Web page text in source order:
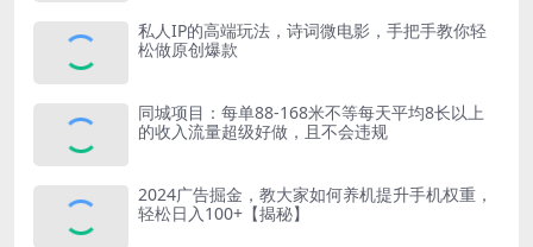
私人IP的高端玩法，诗词微电影，手把手教你轻
松做原创爆款
同城项目：每单88-168米不等每天平均8长以上
的收入流量超级好做，且不会违规
2024广告掘金，教大家如何养机提升手机权重，
轻松日入100+【揭秘】